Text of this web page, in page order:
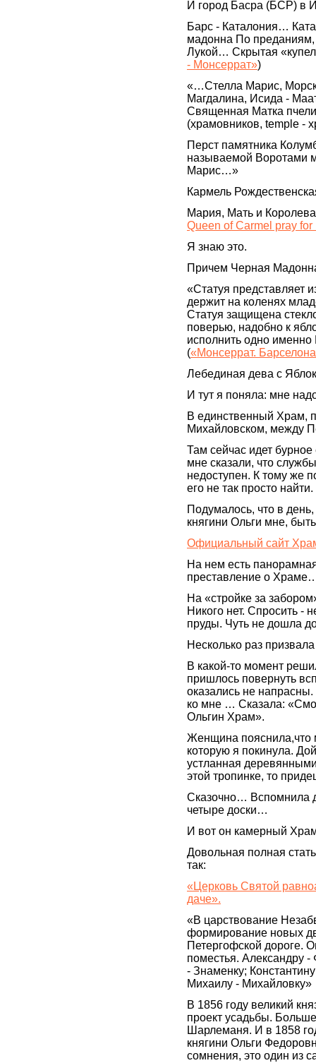
И город Басра (БСР) в
Барс - Каталония…
мадонна По
Лукой… Скрытая
- Монсеррат»)
«…Стелла Марис,
Магдалина, Исида -
Священная Матка
(храмовников, temple -
Перст памятника
называемой Воротами
Марис…»
Кармель
Мария, Мать и
Queen of Carmel pray for
Я знаю это.
Причем Черная
«Статуя представляет
держит на коленях
Статуя защищена
поверью, надобно к
исполнить одно
(«Монсеррат.
Лебединая дева с
И тут я поняла: мне
В единственный Храм,
Михайловском, между
Там сейчас идет
мне сказали, что
недоступен. К тому же
его не так просто найти.
Подумалось, что в
княгини Ольги мне,
Официальный сайт
На нем есть
преставление о
На «стройке за
Никого нет. Спросить -
пруды. Чуть не дошла
Несколько раз
В какой-то момент
пришлось повернуть
оказались не
ко мне … Сказала:
Ольгин Храм».
Женщина пояснила,что
которую я покинула.
устланная
этой тропинке, то
Сказочно… Вспомнила
четыре доски…
И вот он камерный
Довольная полная
так:
«Церковь Святой
даче».
«В царствование
формирование новых
Петергофской дороге.
поместья. Александру
- Знаменку;
Михаилу - Михайловку»
В 1856 году великий
проект усадьбы.
Шарлеманя. И в 1858
княгини Ольги
сомнения, это один из